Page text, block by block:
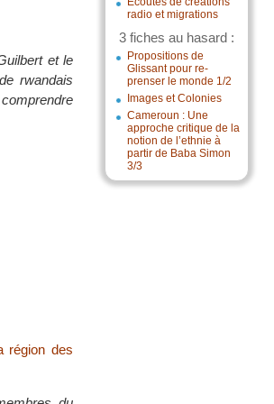
radio et migrations
3 fiches au hasard :
Propositions de
Glissant pour re-
prenser le monde 1/2
Images et Colonies
Cameroun : Une
approche critique de la
notion de l’ethnie à
partir de Baba Simon
3/3
et le
rwandais
région des